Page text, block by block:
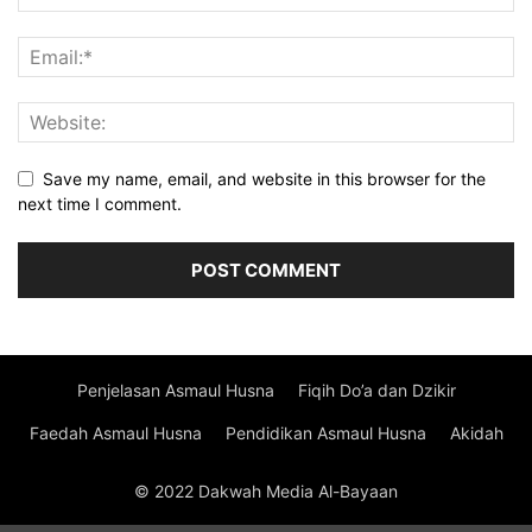
Save my name, email, and website in this browser for the
next time I comment.
Penjelasan Asmaul Husna Fiqih Do’a dan Dzikir
Faedah Asmaul Husna Pendidikan Asmaul Husna Akidah
© 2022 Dakwah Media Al-Bayaan